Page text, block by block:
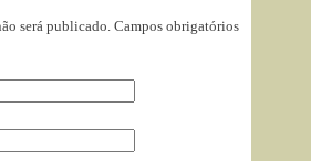
será publicado. Campos obrigatórios